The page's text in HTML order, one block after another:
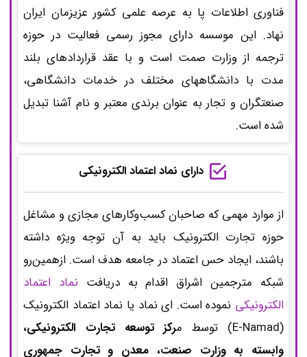
فناوری اطلاعات پا به عرصه علمی کشور عزیزمان ایران
نهاد. این موسسه دارای مجوز رسمی فعالیت در حوزه
ترجمه از وزارت صمت است و با عقد قراردادهای بلند
مدت با دانشگاههای مختلف در خدمات دانشگاهی،
صنعتگران و تجار به عنوان برندی معتبر و نام آشنا تبدیل
شده است.
دارای نماد اعتماد الکترونیکی
از موارد مهمی که صاحبان کسب‌وکارهای مجازی و مشاغل
حوزه تجارت الکترونیک باید به آن توجه ویژه داشته
باشند، ایجاد حس اعتماد در جامعه هدف است. ازهمین‌رو
شبکه مترجمین اشراق اقدام به دریافت نماد اعتماد
الکترونیکی نموده است. ای نماد یا نماد اعتماد الکترونیک
(E-Namad) توسط م
رکز توسعه تجارت الکترونیکی،
وابسته به وزارت صنعت، معدن و تجارت جمهوری